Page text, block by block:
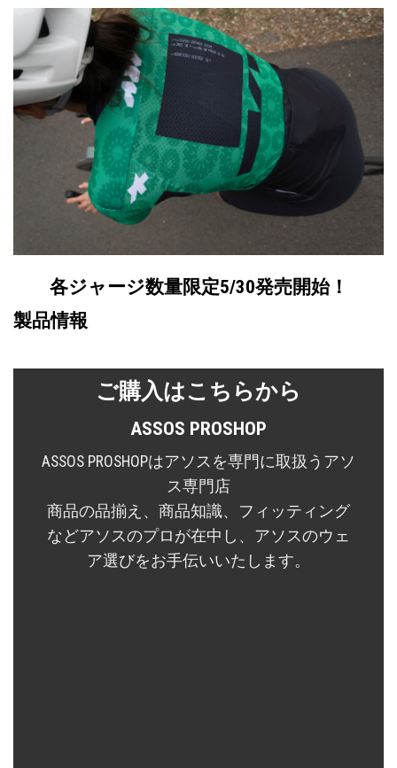
各ジャージ数量限定5/30発売開始！
製品情報
ご購入はこちらから
ASSOS PROSHOP
ASSOS PROSHOPはアソスを専門に取扱うアソ
ス専門店
商品の品揃え、商品知識、フィッティング
などアソスのプロが在中し、アソスのウェ
ア選びをお手伝いいたします。